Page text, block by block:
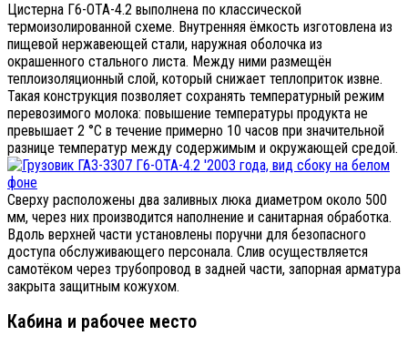
Цистерна Г6-ОТА-4.2 выполнена по классической
термоизолированной схеме. Внутренняя ёмкость изготовлена из
пищевой нержавеющей стали, наружная оболочка из
окрашенного стального листа. Между ними размещён
теплоизоляционный слой, который снижает теплоприток извне.
Такая конструкция позволяет сохранять температурный режим
перевозимого молока: повышение температуры продукта не
превышает 2 °C в течение примерно 10 часов при значительной
разнице температур между содержимым и окружающей средой.
Сверху расположены два заливных люка диаметром около 500
мм, через них производится наполнение и санитарная обработка.
Вдоль верхней части установлены поручни для безопасного
доступа обслуживающего персонала. Слив осуществляется
самотёком через трубопровод в задней части, запорная арматура
закрыта защитным кожухом.
Кабина и рабочее место